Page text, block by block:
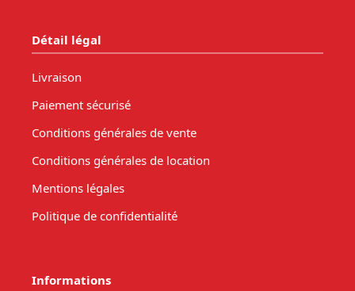
Détail légal
Livraison
Paiement sécurisé
Conditions générales de vente
Conditions générales de location
Mentions légales
Politique de confidentialité
Informations